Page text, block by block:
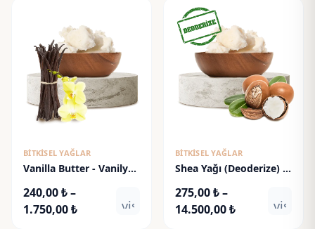
800,00 ₺
4.300,00 ₺
BITKISEL YAĞLAR
Vanilla Butter - Vanilya
240,00₺–
1.750,00₺Fiyat
visibility
BITKISEL YAĞLAR
Shea Yağı (Deoderize) -
275,00₺–
14.500,00₺Fiyat